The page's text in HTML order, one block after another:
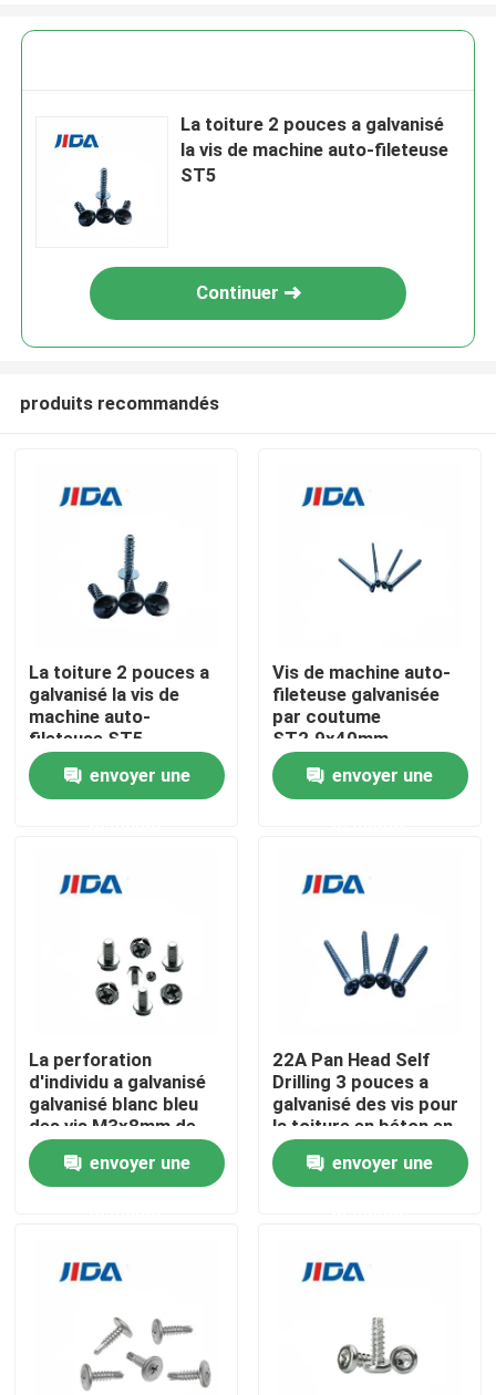
À la maison
Vidéos
À propos de nous
Contrôle qualité
Nous contacter
Demandez un devis
La toiture 2 pouces a galvanisé
la vis de machine auto-fileteuse
ST5
Continuer
produits recommandés
La toiture 2 pouces a
galvanisé la vis de
machine auto-
fileteuse ST5
envoyer une
Vis de machine auto-
fileteuse galvanisée
par coutume
ST2.9x40mm
envoyer une
La perforation
d'individu a galvanisé
galvanisé blanc bleu
des vis M3x8mm de
vis concrète de
sortilègeenvoyer une
22A Pan Head Self
Drilling 3 pouces a
galvanisé des vis pour
la toiture en béton en
bois en métal
envoyer une